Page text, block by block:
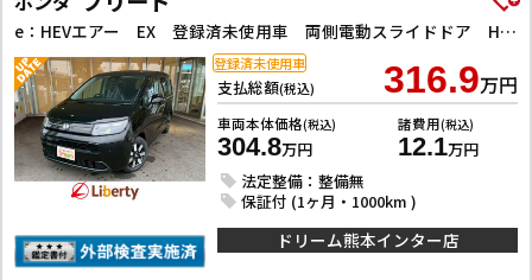
e：HEVエアー EX 登録済未使用車 両側電動スライドドア HondaSENSING 純正アルミホイール アダプティブクルーズコントロール 禁煙車 電子パーキング オートブレーキホールド シートヒーター 電動格納式ミラー
支払総額(税込) 316.9万円
車両本体価格(税込)
304.8万円
諸費用(税込)
12.1万円
法定整備：整備無
保証付 (1ヶ月・1000km )
登録済未使用車
ドリーム熊本インター店